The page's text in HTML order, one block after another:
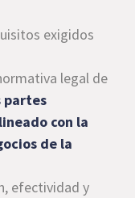
exigidos
legal de
partes
con la
de la
efectividad y